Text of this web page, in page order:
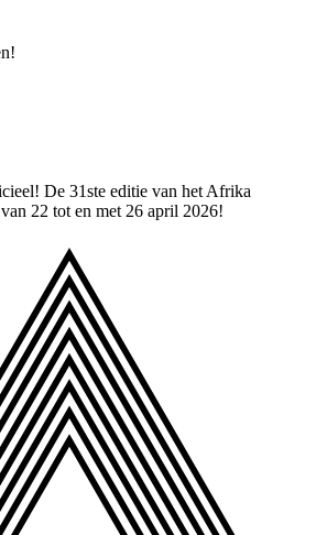
De 31ste editie van het Afrika
22 tot en met 26 april 2026!